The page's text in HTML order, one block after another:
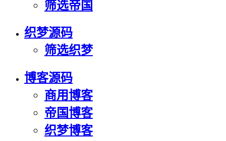
筛选帝国
织梦源码
筛选织梦
博客源码
商用博客
帝国博客
织梦博客